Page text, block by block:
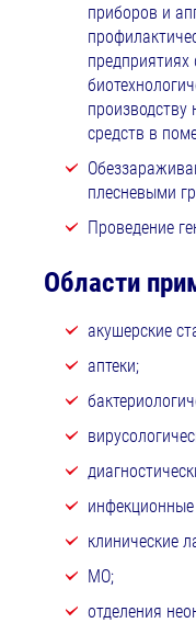
приборов и
производству
средств в
плесневыми
Проведение
Области
акушерские
аптеки;
инфекционные
клинические
МО;
отделения